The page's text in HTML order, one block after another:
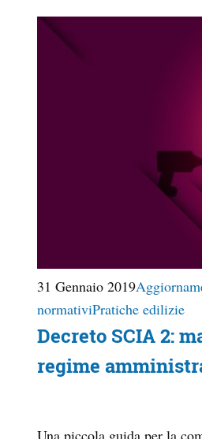
31 Gennaio 2019
normativiPratiche edilizie
Decreto SCIA 2:
regime